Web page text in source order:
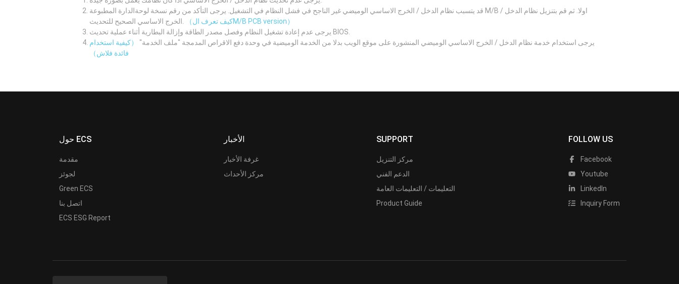
قد يتسبب نظام الدخل / الخرج الاساسي الوميضي غير الناجح في فشل النظام في التشغيل. يرجى التأكد من رقم نسخة لوحةالدارة المطبوعة M/B اولا. ثم قم بتنزيل نظام الدخل /
（كيف تعرف الM/B PCB version）
يرجى عدم إعادة تشغيل النظام وفصل مصدر الطاقة وإزالة البطارية أثناء عملية تحديث BIOS.
يرجى استخدام خدمة نظام الدخل / الخرج الاساسي الوميضي المنشورة على موقع الويب بدلا من الخدمة الوميضية في وحدة دفع الاقراص المدمجة "ملف الخدمة"
（كيفية استخدام
فائدة فلاش）
حول ECS
مقدمة
لجوئز
Green ECS
اتصل بنا
ECS ESG Report
الأخبار
غرفة الأخبار
مركز الأحداث
SUPPORT
مركز التنزيل
الدعم الفني
التعليمات / التعليمات العامة
Product Guide
FOLLOW US
Facebook
Youtube
LinkedIn
Inquiry Form